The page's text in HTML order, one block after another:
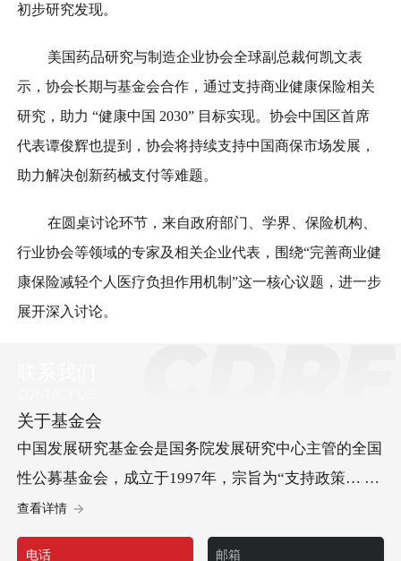
初步研究发现。
美国药品研究与制造企业协会全球副总裁何凯文表
示，协会长期与基金会合作，通过支持商业健康保险相关
研究，助力 “健康中国 2030” 目标实现。协会中国区首席
代表谭俊辉也提到，协会将持续支持中国商保市场发展，
助力解决创新药械支付等难题。
在圆桌讨论环节，来自政府部门、学界、保险机构、
行业协会等领域的专家及相关企业代表，围绕“完善商业健
康保险减轻个人医疗负担作用机制”这一核心议题，进一步
展开深入讨论。
关于基金会
中国发展研究基金会是国务院发展研究中心主管的全国
性公募基金会，成立于1997年，宗旨为“支持政策… 研
究、促进科学决策、服务中国发展”。基金会承办“中国
发展高层论坛”，开展儿童发展等方面的社会试验项
查看详情
电话 邮箱